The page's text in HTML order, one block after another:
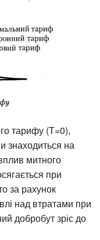
тарифу (Т=0),
знаходиться на
митного
при
за рахунок
над втратами при
добробут зріс до